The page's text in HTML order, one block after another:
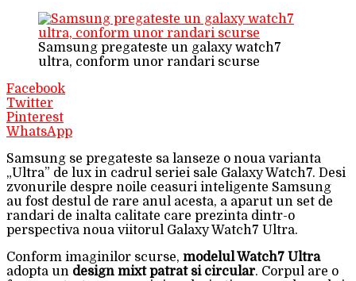
Samsung pregateste un galaxy watch7
ultra, conform unor randari scurse
Facebook
Twitter
Pinterest
WhatsApp
Samsung se pregateste sa lanseze o noua varianta
„Ultra” de lux in cadrul seriei sale Galaxy Watch7. Desi
zvonurile despre noile ceasuri inteligente Samsung
au fost destul de rare anul acesta, a aparut un set de
randari de inalta calitate care prezinta dintr-o
perspectiva noua viitorul Galaxy Watch7 Ultra.
Conform imaginilor scurse, modelul Watch7 Ultra
adopta un design mixt patrat si circular. Corpul are o